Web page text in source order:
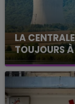
LA
TOUJOURS
Cela fait déjà
nucléaire
justifiée par la
présente.